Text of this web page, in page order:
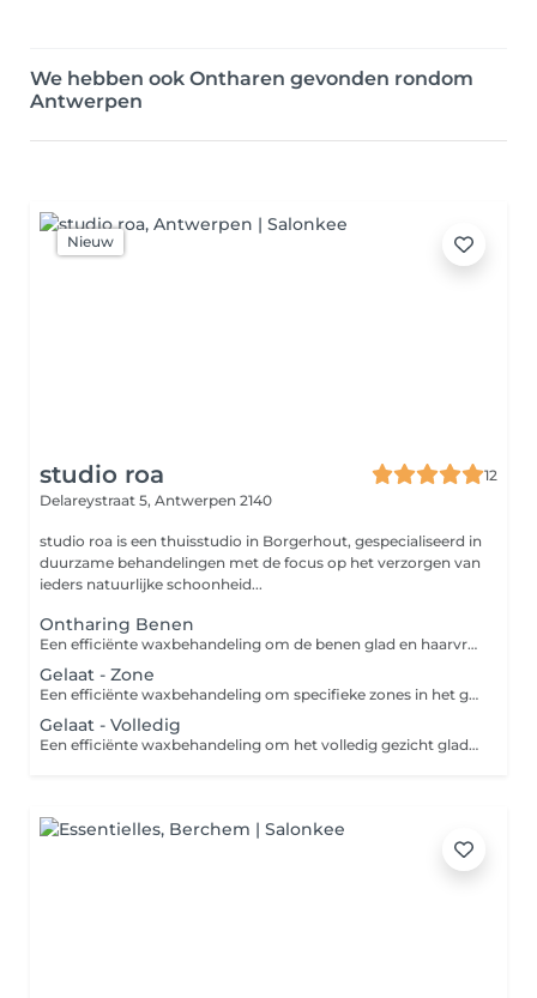
We hebben ook Ontharen gevonden rondom
Antwerpen
Nieuw
studio roa
12
Delareystraat 5, Antwerpen 2140
studio roa is een thuisstudio in Borgerhout, gespecialiseerd in
duurzame behandelingen met de focus op het verzorgen van
ieders natuurlijke schoonheid...
Ontharing Benen
Een efficiënte waxbehandeling om de benen glad en haarvrij te maken. Inclusief prep en nabehandeling om reactie van de huid te minimaliseren.
Gelaat - Zone
Een efficiënte waxbehandeling om specifieke zones in het gezicht glad en haarvrij te maken. Let op: voor het vormgeven van de wenkbrauwen, zie de categorie 'gelaat'.
Gelaat - Volledig
Een efficiënte waxbehandeling om het volledig gezicht glad en haarvrij te maken. Inclusief prep en nabehandeling om reactie van de huid te minimaliseren. Let op: voor het vormgeven van de wenkbrauwen, zie de categorie 'gelaat'.